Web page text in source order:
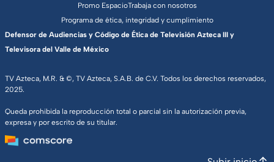
TV Azteca, M.R. & ©, TV Azteca, S.A.B. de C.V. Todos los derechos reservados,
2025.
Queda prohibida la reproducción total o parcial sin la autorización previa,
expresa y por escrito de su titular.
Promo EspacioTrabaja con nosotros
Programa de ética, integridad y cumplimiento
Defensor de Audiencias y Código de Ética de Televisión Azteca III y
Televisora del Valle de México